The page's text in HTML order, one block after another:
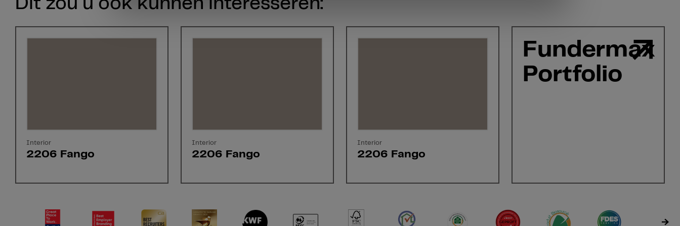
Dit zou u ook kunnen interesseren:
Interior
2206 Fango
Interior
2206 Fango
Interior
2206 Fango
Fundermax
Portfolio